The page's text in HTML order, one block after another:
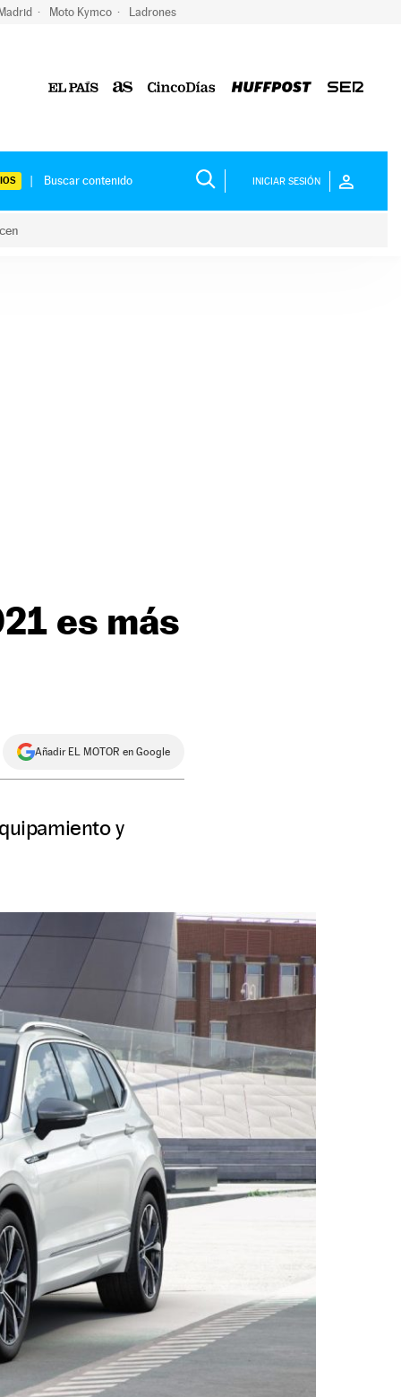
Moto Kymco Ladrones
INICIAR SESIÓN
es más
Añadir EL MOTOR en Google
y